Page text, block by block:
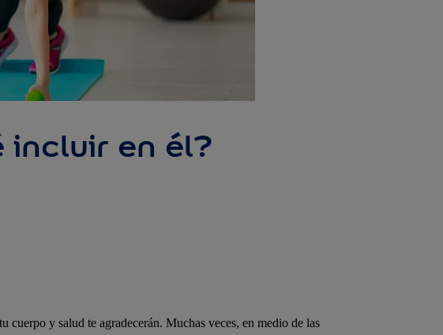
incluir en él?
y salud te agradecerán. Muchas veces, en medio de las